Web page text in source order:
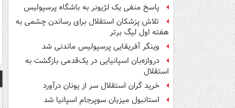
پاسخ منفی یک لژیونر به باشگاه پرسپولیس
تلاش پزشکان استقلال برای رساندن چشمی به
هفته اول لیگ برتر
وینگر آفریقایی پرسپولیس ماندنی شد
دروازه‌بان اسپانیایی در یک‌قدمی بازگشت به
استقلال
خرید گران استقلال سر از یونان درآورد
استانبول میزبان سوپرجام اسپانیا شد